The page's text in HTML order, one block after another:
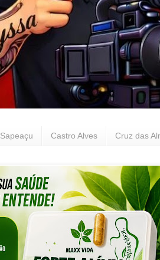
Sapeaçu Castro Alves Cruz das